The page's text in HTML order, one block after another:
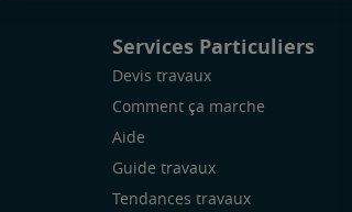
Services Particuliers
Devis travaux
Comment ça marche
Aide
Guide travaux
Tendances travaux